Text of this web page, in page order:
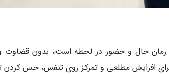
زمان حال و حضور در لحظه است، بدون قضاوت
افزایش مطلعی و تمرکز روی تنفس، حس